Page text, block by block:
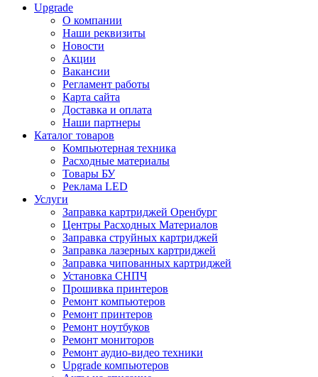
Upgrade
О компании
Наши реквизиты
Новости
Акции
Вакансии
Регламент работы
Карта сайта
Доставка и оплата
Наши партнеры
Каталог товаров
Компьютерная техника
Расходные материалы
Товары БУ
Реклама LED
Услуги
Заправка картриджей Оренбург
Центры Расходных Материалов
Заправка струйных картриджей
Заправка лазерных картриджей
Заправка чипованных картриджей
Установка СНПЧ
Прошивка принтеров
Ремонт компьютеров
Ремонт принтеров
Ремонт ноутбуков
Ремонт мониторов
Ремонт аудио-видео техники
Upgrade компьютеров